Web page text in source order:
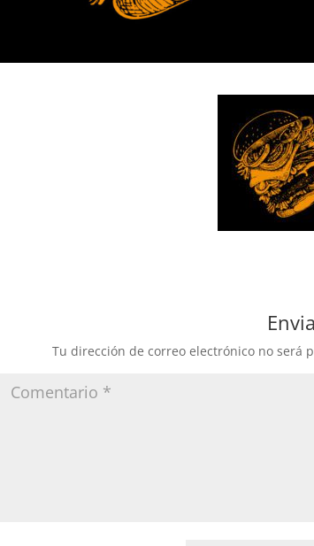
Tu dirección de correo electrónico no será